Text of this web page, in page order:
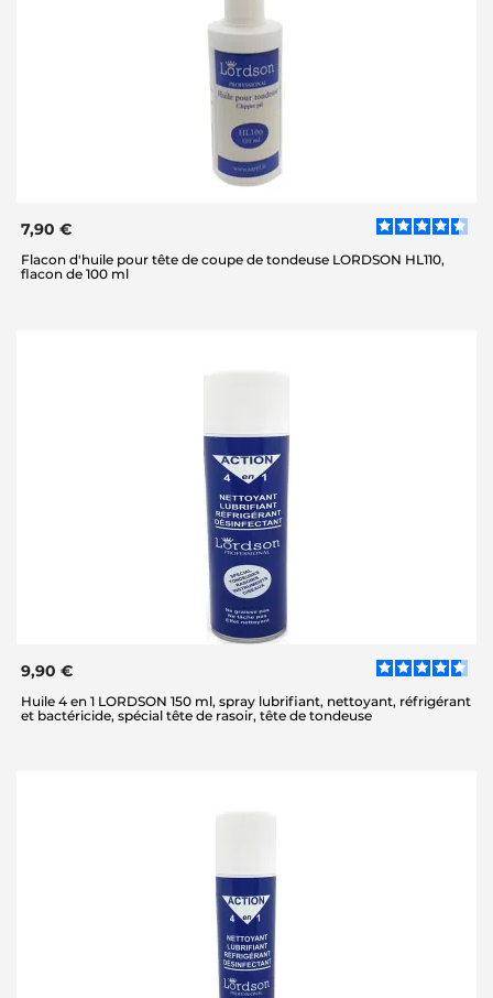
7,90 €
Flacon d'huile pour tête de coupe de tondeuse LORDSON HL110,
flacon de 100 ml
9,90 €
Huile 4 en 1 LORDSON 150 ml, spray lubrifiant, nettoyant, réfrigérant
et bactéricide, spécial tête de rasoir, tête de tondeuse